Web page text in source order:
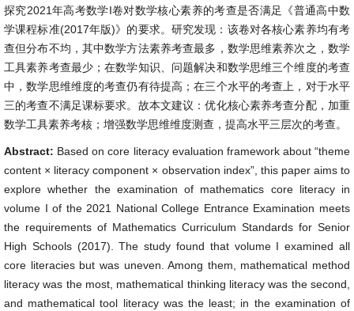
探究2021年高考数学I卷对数学核心素养的考查是否满足《普通高中数
学课程标准(2017年版)》的要求。研究发现：该卷对各核心素养均有考
查但分布不均，其中数学方法素养考查最多，数学思维素养次之，数学
工具素养考查最少；在数学知识、问题解决和数学思维三个维度的考查
中，数学思维维度的考查仍有待提高；在三个水平的考查上，对于水平
三的考查不满足课标要求。故本文建议：优化核心素养考查分配，加重
数学工具素养考核；增强数学思维维度测查，提高水平三层次的考查。
Abstract: Based on core literacy evaluation framework about “theme
content × literacy component × observation index”, this paper aims to
explore whether the examination of mathematics core literacy in
volume I of the 2021 National College Entrance Examination meets
the requirements of Mathematics Curriculum Standards for Senior
High Schools (2017). The study found that volume I examined all
core literacies but was uneven. Among them, mathematical method
literacy was the most, mathematical thinking literacy was the second,
and mathematical tool literacy was the least; in the examination of